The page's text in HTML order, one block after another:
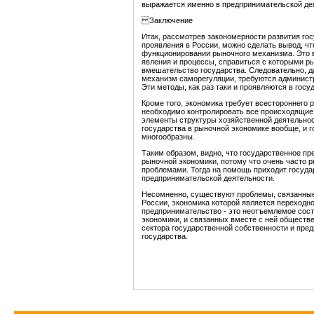
выражается именно в предпринимательской
Заключение
Итак, рассмотрев закономерности развития
проявления в России, можно сделать вывод,
функционировании рыночного механизма. Это
явления и процессы, справиться с которыми
вмешательство государства. Следовательно,
механизм саморегуляции, требуются
Эти методы, как раз таки и проявляются в
Кроме того, экономика требует
необходимо контролировать все
элементы структуры хозяйственной
государства в рыночной экономике вообще, и
многообразны.
Таким образом, видно, что государственное
рыночной экономики, потому что очень
проблемами. Тогда на помощь приходит
предпринимательской деятельности.
Несомненно, существуют проблемы,
России, экономика которой является
предпринимательство - это неотъемлемое
экономики, и связанных вместе с ней
сектора государственной собственности и
государства.